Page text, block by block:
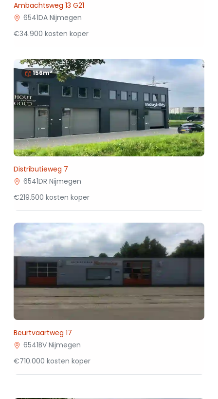
Ambachtsweg 13 G21
6541DA Nijmegen
€34.900 kosten koper
156m²
Distributieweg 7
6541DR Nijmegen
€219.500 kosten koper
Beurtvaartweg 17
6541BV Nijmegen
€710.000 kosten koper